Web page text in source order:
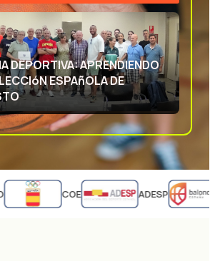
DEPORTIVA: APRENDIENDO
ESPAñOLA DE
COE ADESP